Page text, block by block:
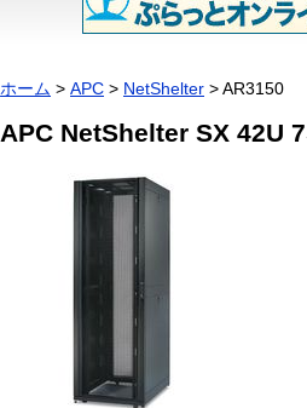
ホーム > APC > NetShelter > AR3150
APC NetShelter SX 42U